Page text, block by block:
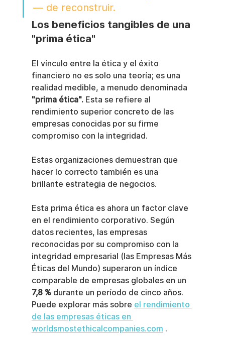
— de reconstruir.
Los beneficios tangibles de una
"prima ética"
El vínculo entre la ética y el éxito
financiero no es solo una teoría; es una
realidad medible, a menudo denominada
"prima ética". Esta se refiere al
rendimiento superior concreto de las
empresas conocidas por su firme
compromiso con la integridad.
Estas organizaciones demuestran que
hacer lo correcto también es una
brillante estrategia de negocios.
Esta prima ética es ahora un factor clave
en el rendimiento corporativo. Según
datos recientes, las empresas
reconocidas por su compromiso con la
integridad empresarial (las Empresas Más
Éticas del Mundo) superaron un índice
comparable de empresas globales en un
7,8 % durante un período de cinco años.
Puede explorar más sobre el rendimiento
de las empresas éticas en
worldsmostethicalcompanies.com .